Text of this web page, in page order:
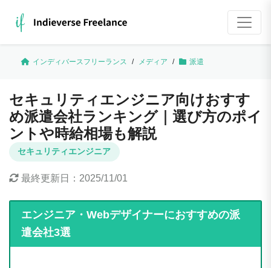
インディバースフリーランス / メディア / 派遣
セキュリティエンジニア向けおすす
め派遣会社ランキング｜選び方のポイ
ントや時給相場も解説
セキュリティエンジニア
最終更新日： 2025/11/01
エンジニア・Webデザイナーにおすすめの派
遣会社3選